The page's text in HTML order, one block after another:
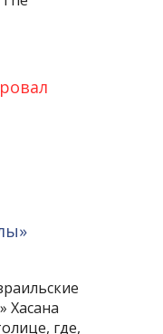
Хасана
где,